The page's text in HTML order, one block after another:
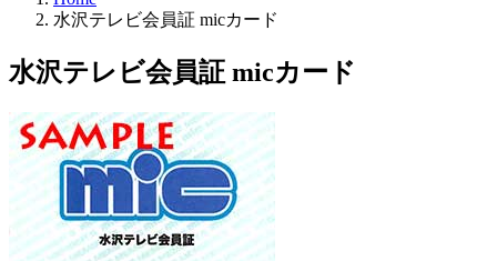
水沢テレビ会員証 micカード
水沢テレビ会員証 micカード